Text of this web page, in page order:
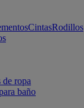
CintasRodillos
de ropa
baño